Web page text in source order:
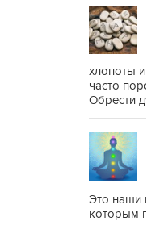
хлопоты
часто
Обрести
Это наши
которым